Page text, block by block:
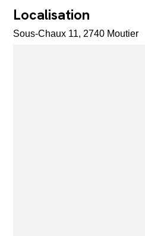
Localisation
Sous-Chaux 11, 2740 Moutier